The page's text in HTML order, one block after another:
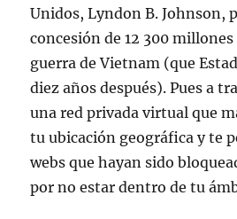
Unidos, Lyndon B. Johnson,
concesión de 12 300
guerra de Vietnam (que
diez años después). Pues a
una red privada virtual que
tu ubicación geográfica y te
webs que hayan sido
por no estar dentro de tu